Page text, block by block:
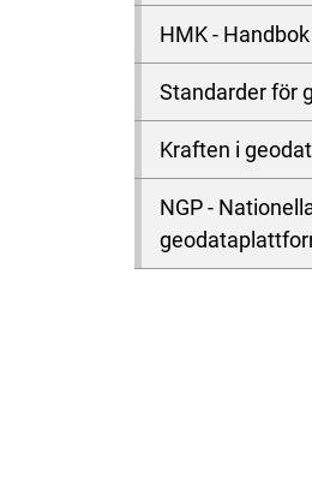
HMK -
Standarder för
Kraften i
NGP -